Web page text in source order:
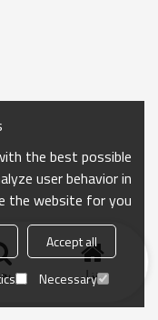
منزل
the best possible
user behavior in
the website for you.
Accept all
Necessary